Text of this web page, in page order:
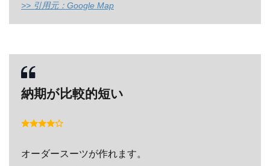
>> 引用元：Google Map
納期が比較的短い
オーダースーツが作れます。